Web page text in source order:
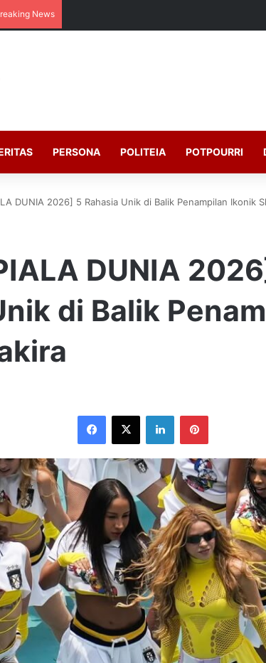
News
PERSONA POLITEIA POTPOURRI
DUNIA 2026] 5 Rahasia Unik di Balik Penampilan Ikonik
DUNIA
di Balik
Facebook
X LinkedInPinterest